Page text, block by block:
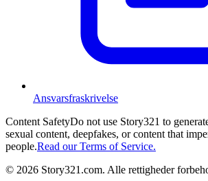
Ansvarsfraskrivelse
Content SafetyDo not use Story321 to
sexual content, deepfakes, or content that
people.Read our Terms of Service.
© 2026 Story321.com. Alle rettigheder